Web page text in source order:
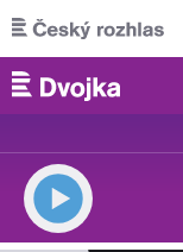
Přejít k hlavnímu